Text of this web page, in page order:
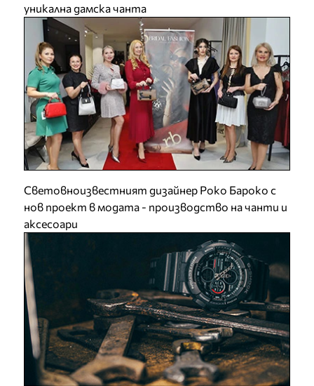
уникална дамска чанта
Световноизвестният дизайнер Роко Бароко с
нов проект в модата - производство на чанти и
аксесоари